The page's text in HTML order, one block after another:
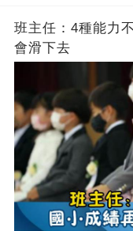
班主任：4種能力
會滑下去